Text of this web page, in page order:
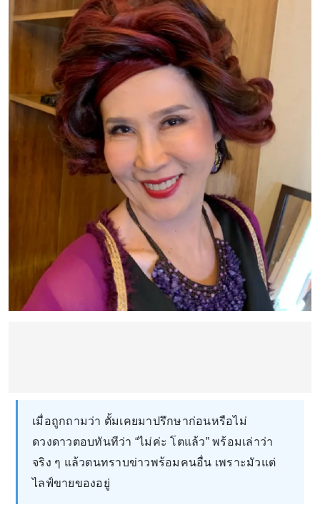
เมื่อถูกถามว่า ตั้มเคยมาปรึกษาก่อนหรือไม่
ดวงดาวตอบทันทีว่า “ไม่ค่ะ โตแล้ว” พร้อมเล่าว่า
จริง ๆ แล้วตนทราบข่าวพร้อมคนอื่น เพราะมัวแต่
ไลฟ์ขายของอยู่